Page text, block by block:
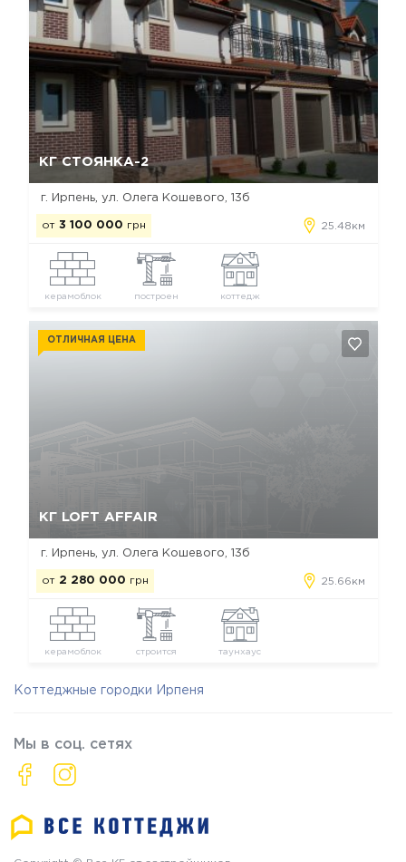
КГ СТОЯНКА-2
г. Ирпень, ул. Олега Кошевого, 13б
от 3 100 000 грн 25.48км
керамоблок построен коттедж
Да, удалить Отмена
КГ LOFT AFFAIR
ОТЛИЧНАЯ ЦЕНА
г. Ирпень, ул. Олега Кошевого, 13б
от 2 280 000 грн 25.66км
керамоблок строится таунхаус
Коттеджные городки Ирпеня
Мы в соц. сетях